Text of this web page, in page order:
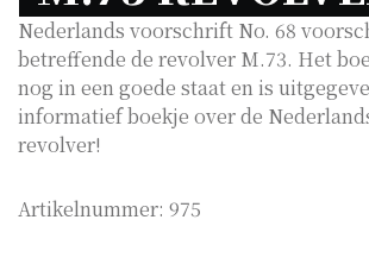
Nederlands voorschrift No. 68
betreffende de revolver M.73. Het
nog in een goede staat en is
informatief boekje over de
revolver!
Artikelnummer: 975